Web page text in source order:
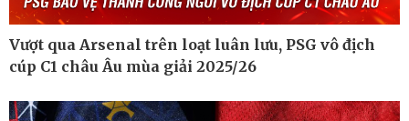
Vượt qua Arsenal trên loạt luân lưu, PSG vô địch
cúp C1 châu Âu mùa giải 2025/26